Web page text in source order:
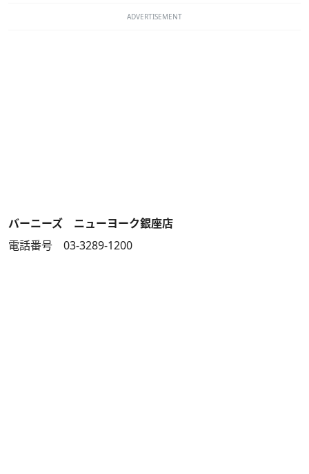
ADVERTISEMENT
バーニーズ ニューヨーク銀座店
電話番号 03-3289-1200